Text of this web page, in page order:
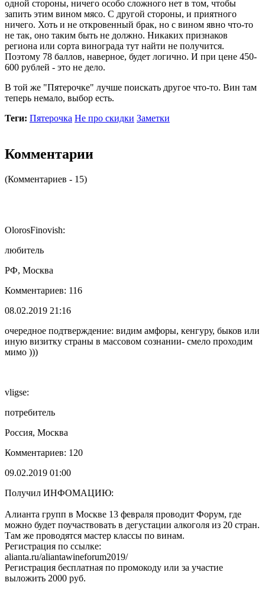
одной стороны, ничего особо сложного нет в том, чтобы
запить этим вином мясо. С другой стороны, и приятного
ничего. Хоть и не откровенный брак, но с вином явно что-то
не так, оно таким быть не должно. Никаких признаков
региона или сорта винограда тут найти не получится.
Поэтому 78 баллов, наверное, будет логично. И при цене 450-
600 рублей - это не дело.
В той же "Пятерочке" лучше поискать другое что-то. Вин там
теперь немало, выбор есть.
Теги: Пятерочка Не про скидки Заметки
Комментарии
(Комментариев - 15)
OlorosFinovish:
любитель
РФ, Москва
Комментариев: 116
08.02.2019 21:16
очередное подтверждение: видим амфоры, кенгуру, быков или
иную визитку страны в массовом сознании- смело проходим
мимо )))
vligse:
потребитель
Россия, Москва
Комментариев: 120
09.02.2019 01:00
Получил ИНФОМАЦИЮ:
Алианта групп в Москве 13 февраля проводит Форум, где
можно будет поучаствовать в дегустации алкоголя из 20 стран.
Там же проводятся мастер классы по винам.
Регистрация по ссылке:
alianta.ru/aliantawineforum2019/
Регистрация бесплатная по промокоду или за участие
выложить 2000 руб.